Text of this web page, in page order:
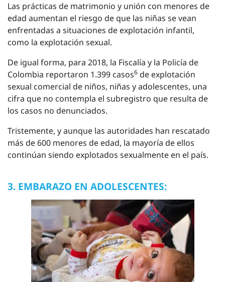
Las prácticas de matrimonio y unión con menores de
edad aumentan el riesgo de que las niñas se vean
enfrentadas a situaciones de explotación infantil,
como la explotación sexual.
De igual forma, para 2018, la Fiscalía y la Policía de
Colombia reportaron 1.399 casos6 de explotación
sexual comercial de niños, niñas y adolescentes, una
cifra que no contempla el subregistro que resulta de
los casos no denunciados.
Tristemente, y aunque las autoridades han rescatado
más de 600 menores de edad, la mayoría de ellos
continúan siendo explotados sexualmente en el país.
3. EMBARAZO EN ADOLESCENTES: